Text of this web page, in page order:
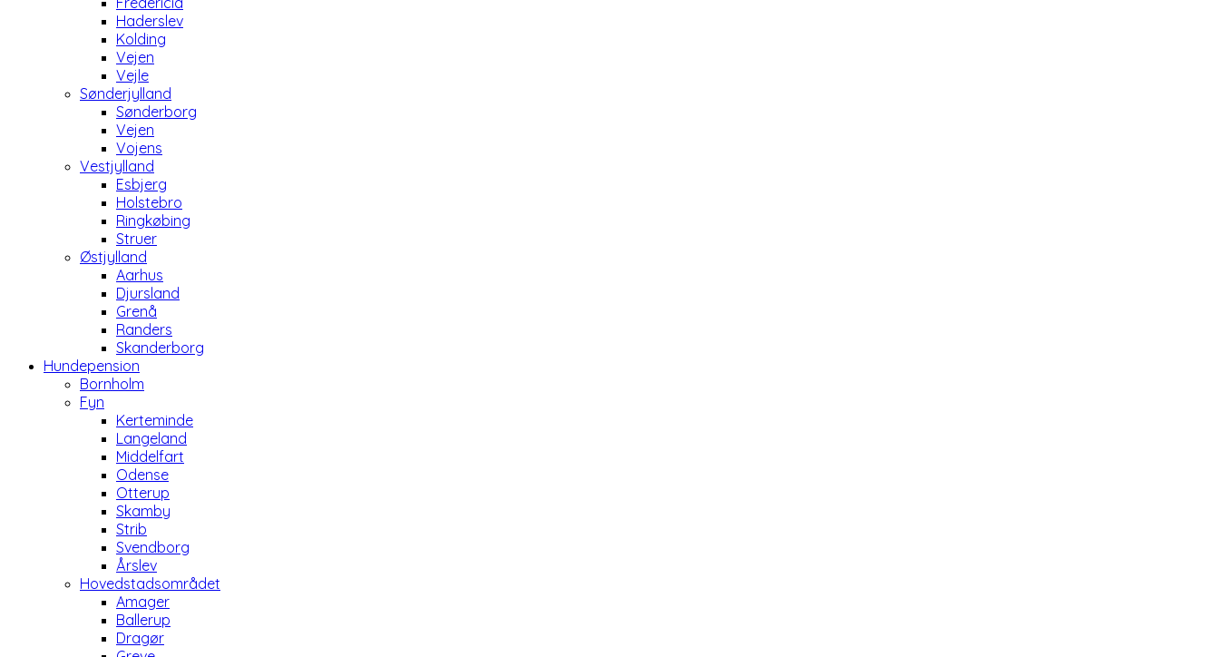
Haderslev
Kolding
Vejen
Vejle
Sønderjylland
Sønderborg
Vejen
Vojens
Vestjylland
Esbjerg
Holstebro
Ringkøbing
Struer
Østjylland
Aarhus
Djursland
Grenå
Randers
Skanderborg
Hundepension
Bornholm
Fyn
Kerteminde
Langeland
Middelfart
Odense
Otterup
Skamby
Strib
Svendborg
Årslev
Hovedstadsområdet
Amager
Ballerup
Dragør